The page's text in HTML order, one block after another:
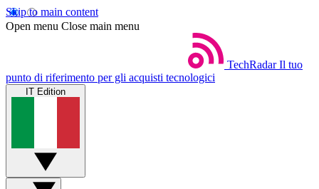
Skip to main content
Open menu Close main menu
TechRadar Il tuo
punto di riferimento per gli acquisti tecnologici
IT Edition